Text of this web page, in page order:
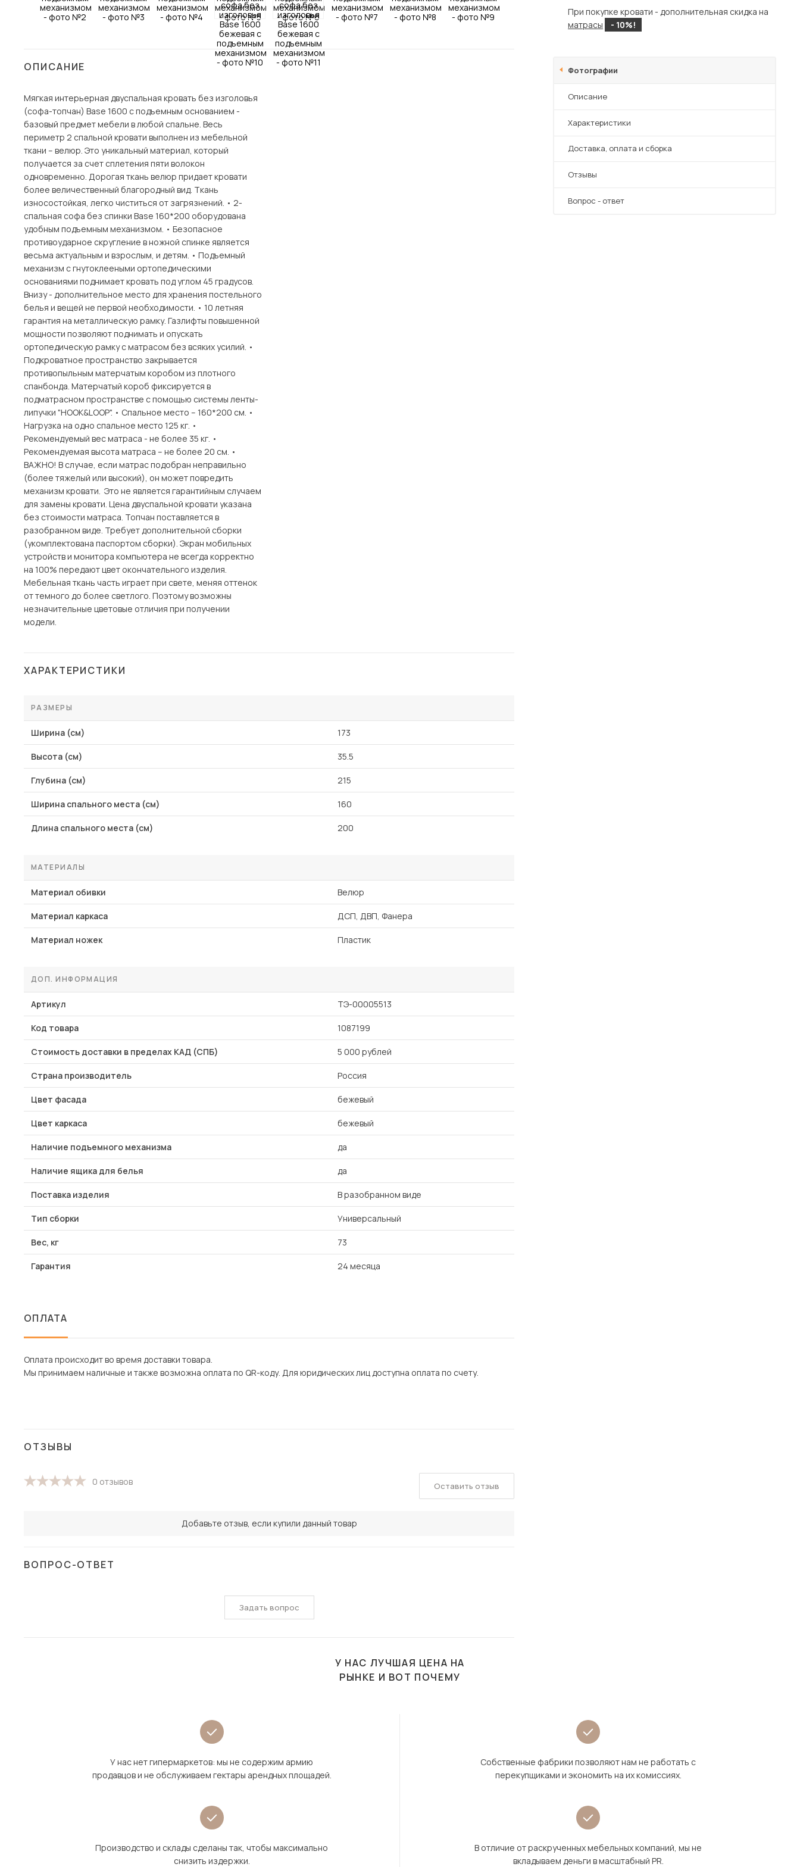
Столы и стулья
Вешалки и обувницы
Посмотреть все диваны
Посмотреть все кровати
Посмотреть все шкафы
Шкафы-купе для дачи
Все товары распродажи
При покупке кровати - дополнительная скидка на
матрасы
- 10%!
Фотографии
Описание
Характеристики
Преимущества
Доставка, оплата и сборка
Отзывы
Вопрос - ответ
ОПИСАНИЕ
Мягкая интерьерная двуспальная кровать без изголовья
(софа-топчан) Base 1600 с подъемным основанием -
базовый предмет мебели в любой спальне. Весь
периметр 2 спальной кровати выполнен из мебельной
ткани – велюр. Это уникальный материал, который
получается за счет сплетения пяти волокон
одновременно. Дорогая ткань велюр придает кровати
более величественный благородный вид. Ткань
износостойкая, легко чиститься от загрязнений. • 2-
спальная софа без спинки Base 160*200 оборудована
удобным подъемным механизмом. • Безопасное
противоударное скругление в ножной спинке является
весьма актуальным и взрослым, и детям. • Подъемный
механизм с гнутоклееными ортопедическими
основаниями поднимает кровать под углом 45 градусов.
Внизу - дополнительное место для хранения постельного
белья и вещей не первой необходимости. • 10 летняя
гарантия на металлическую рамку. Газлифты повышенной
мощности позволяют поднимать и опускать
ортопедическую рамку с матрасом без всяких усилий. •
Подкроватное пространство закрывается
противопыльным матерчатым коробом из плотного
спанбонда. Матерчатый короб фиксируется в
подматрасном пространстве с помощью системы ленты-
липучки "HOOK&LOOP". • Спальное место – 160*200 см. •
Нагрузка на одно спальное место 125 кг. •
Рекомендуемый вес матраса - не более 35 кг. •
Рекомендуемая высота матраса – не более 20 см. •
ВАЖНО! В случае, если матрас подобран неправильно
(более тяжелый или высокий), он может повредить
механизм кровати. Это не является гарантийным случаем
для замены кровати. Цена двуспальной кровати указана
без стоимости матраса. Топчан поставляется в
разобранном виде. Требует дополнительной сборки
(укомплектована паспортом сборки). Экран мобильных
устройств и монитора компьютера не всегда корректно
на 100% передают цвет окончательного изделия.
Мебельная ткань часть играет при свете, меняя оттенок
от темного до более светлого. Поэтому возможны
незначительные цветовые отличия при получении
модели.
ХАРАКТЕРИСТИКИ
РАЗМЕРЫ
Ширина (см) 173
Высота (см) 35.5
Глубина (см) 215
Ширина спального места (см) 160
Длина спального места (см) 200
МАТЕРИАЛЫ
Материал обивки Велюр
Материал каркаса ДСП, ДВП, Фанера
Материал ножек Пластик
ДОП. ИНФОРМАЦИЯ
Артикул ТЭ-00005513
Код товара 1087199
Стоимость доставки в пределах КАД (СПБ) 5 000 рублей
Страна производитель Россия
Цвет фасада бежевый
Цвет каркаса бежевый
Наличие подъемного механизма да
Наличие ящика для белья да
Поставка изделия В разобранном виде
Тип сборки Универсальный
Вес, кг 73
Гарантия 24 месяца
ОПЛАТА
Оплата происходит во время доставки товара.
Мы принимаем наличные и также возможна оплата по QR-коду. Для юридических лиц доступна оплата по счету.
ОТЗЫВЫ
0 отзывов
Добавьте отзыв, если купили данный товар
Оставить отзыв
ВОПРОС-ОТВЕТ
Задать вопрос
У НАС ЛУЧШАЯ ЦЕНА НА
РЫНКЕ И ВОТ ПОЧЕМУ
У нас нет гипермаркетов: мы не содержим армию
продавцов и не обслуживаем гектары арендных площадей.
Собственные фабрики позволяют нам не работать с
перекупщиками и экономить на их комиссиях.
Производство и склады сделаны так, чтобы максимально
снизить издержки.
В отличие от раскрученных мебельных компаний, мы не
вкладываем деньги в масштабный PR.